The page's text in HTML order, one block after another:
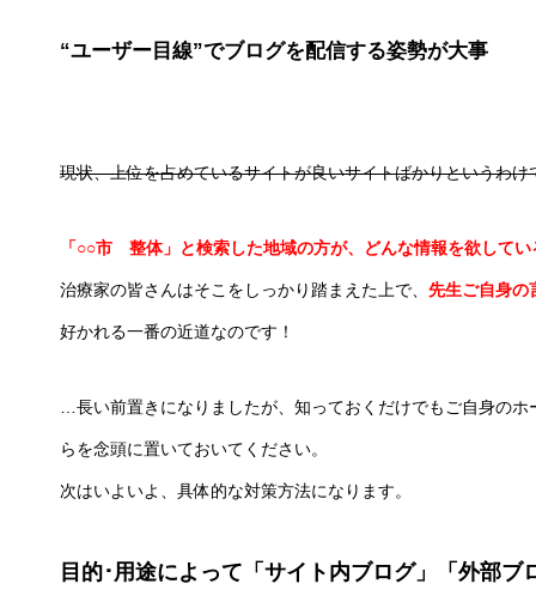
“ユーザー目線”でブログを配信する姿勢が大事
現状、上位を占めているサイトが良いサイトばかりというわ
「○○市 整体」と検索した地域の方が、どんな情報を欲してい
治療家の皆さんはそこをしっかり踏まえた上で、 先生ご自身の
好かれる一番の近道なのです！
…長い前置きになりましたが、知っておくだけでもご自身の
らを念頭に置いておいてください。
次はいよいよ、具体的な対策方法になります。
目的･用途によって「サイト内ブログ」「外部ブ